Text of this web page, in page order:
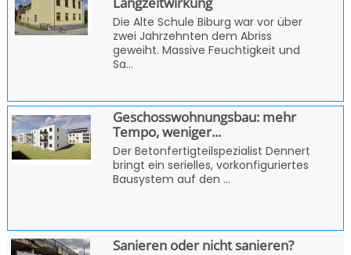
Die Alte Schule Biburg war vor über
zwei Jahrzehnten dem Abriss
geweiht. Massive Feuchtigkeit und
Sa...
Geschosswohnungsbau: mehr
Tempo, weniger...
Der Betonfertigteilspezialist Dennert
bringt ein serielles, vorkonfiguriertes
Bausystem auf den ...
Sanieren oder nicht sanieren?